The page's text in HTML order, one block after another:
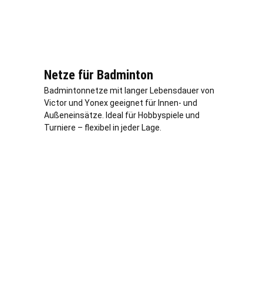
Netze für Badminton
Badmintonnetze mit langer Lebensdauer von
Victor und Yonex geeignet für Innen- und
Außeneinsätze. Ideal für Hobbyspiele und
Turniere – flexibel in jeder Lage